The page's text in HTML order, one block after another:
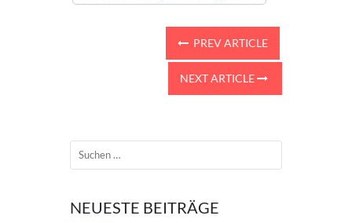
PREV ARTICLE
NEXT ARTICLE
NEUESTE BEITRÄGE